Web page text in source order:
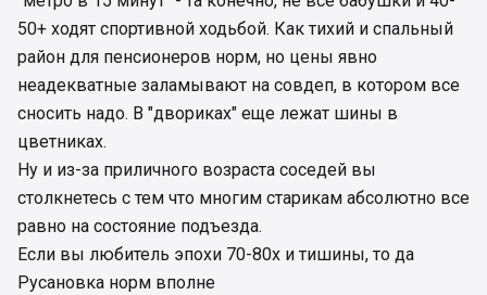
50+ ходят спортивной ходьбой. Как тихий и спальный
район для пенсионеров норм, но цены явно
неадекватные заламывают на совдеп, в котором все
сносить надо. В "двориках" еще лежат шины в
цветниках.
Ну и из-за приличного возраста соседей вы
столкнетесь с тем что многим старикам абсолютно все
равно на состояние подъезда.
Если вы любитель эпохи 70-80х и тишины, то да
Русановка норм вполне